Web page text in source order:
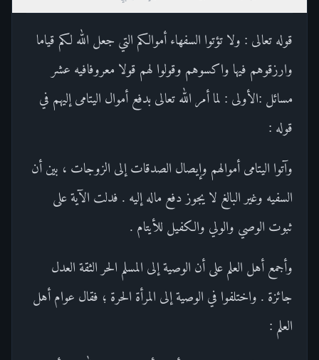
قوله تعالى : ولا تؤتوا السفهاء أموالكم التي جعل الله لكم قياما
وارزقوهم فيها واكسوهم وقولوا لهم قولا معروفافيه عشر
مسائل :الأولى : لما أمر الله تعالى بدفع أموال اليتامى إليهم في
قوله :
وآتوا اليتامى أموالهم وإيصال الصدقات إلى الزوجات ، بين أن
السفيه وغير البالغ لا يجوز دفع ماله إليه . فدلت الآية على
ثبوت الوصي والولي والكفيل للأيتام .
وأجمع أهل العلم على أن الوصية إلى المسلم الحر الثقة العدل
جائزة . واختلفوا في الوصية إلى المرأة الحرة ؛ فقال عوام أهل
العلم :